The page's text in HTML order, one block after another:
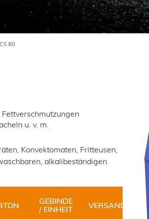
80
u. v. m.
Konvektomaten, Fritteusen,
alkalibeständigen
GEBINDE
/ EINHEIT